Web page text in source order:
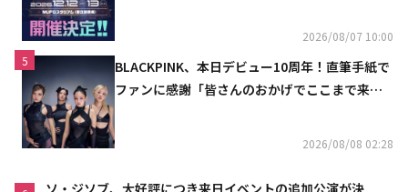
2026/08/07 10:00
5
BLACKPINK、本日デビュー10周年！直筆手紙で
ファンに感謝「皆さんのおかげでここまで来ら
2026/08/08 02:28